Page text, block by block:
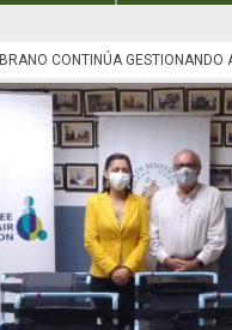
CONTINÚA GESTIONANDO